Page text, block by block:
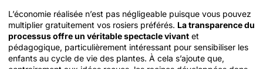
L’économie réalisée n’est pas négligeable puisque vous pouvez
multiplier gratuitement vos rosiers préférés. La transparence du
processus offre un véritable spectacle vivant et
pédagogique, particulièrement intéressant pour sensibiliser les
enfants au cycle de vie des plantes. À cela s’ajoute que,